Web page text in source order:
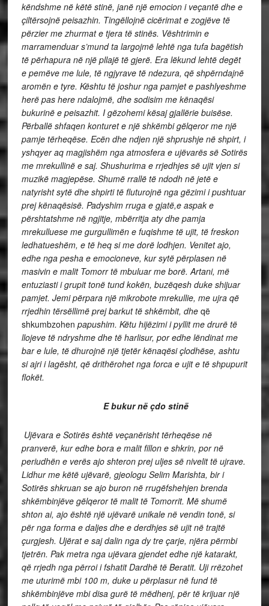
këndshme në këtë stinë, janë një emocion i veçantë dhe e
çiltërsojnë peisazhin. Tingëllojnë cicërimat e zogjëve të
përzier me zhurmat e tjera të stinës. Vështrimin e
marramenduar s’mund ta largojmë lehtë nga tufa bagëtish
të përhapura në një pllajë të gjerë. Era lëkund lehtë degët
e pemëve me lule, të ngjyrave të ndezura, që shpërndajnë
aromën e tyre. Kështu të joshur nga pamjet e pashlyeshme
herë pas here ndalojmë, dhe sodisim me kënaqësi
bukurinë e peisazhit. I gëzohemi kësaj gjallërie buisëse.
Përballë shfaqen konturet e një shkëmbi gëlqeror me një
pamje tërheqëse. Ecën dhe ndjen një shprushje në shpirt, i
yshqyer aq magjishëm nga atmosfera e ujëvarës së Sotirës
me mrekullinë e saj. Shushurima e rrjedhjes së ujit vjen si
muzikë magjepëse. Shumë rrallë të ndodh në jetë e
natyrisht sytë dhe shpirti të fluturojnë nga gëzimi i pushtuar
prej kënaqësisë. Padyshim rruga e gjatë,e aspak e
përshtatshme në ngjitje, mbërritja aty dhe pamja
mrekulluese me gurgullimën e fuqishme të ujit, të freskon
ledhatueshëm, e të heq si me dorë lodhjen. Venitet ajo,
edhe nga pesha e emocioneve, kur sytë përplasen në
masivin e malit Tomorr të mbuluar me borë. Artani, më
entuziasti i grupit tonë tund kokën, buzëqesh duke shijuar
pamjet. Jemi përpara një mikrobote mrekullie, me ujra që
rrjedhin tërsëllimë prej barkut të shkëmbit, dheqë
shkumbzohen papushim. Këtu hijëzimi i pyllit me drurë të
llojeve të ndryshme dhe të harlisur, por edhe lëndinat me
bar e lule, të dhurojnë një tjetër kënaqësi çlodhëse, ashtu
si ajri i lagësht, që drithërohet nga forca e ujit e të shpupurit
flokët.
E bukur në çdo stinë
Ujëvara e Sotirës është veçanërisht tërheqëse në
pranverë, kur edhe bora e malit fillon e shkrin, por në
periudhën e verës ajo shteron prej uljes së nivelit të ujrave.
Lidhur me këtë ujëvarë, gjeologu Selim Marishta, bir i
Sotirës shkruan se ajo buron në rrugëfshehjen brenda
shkëmbinjëve gëlqeror të malit të Tomorrit. Më shumë
shton ai, ajo është një ujëvarë unikale në vendin tonë, si
për nga forma e daljes dhe e derdhjes së ujit në trajtë
çurgjesh. Ujërat e saj dalin nga dy tre çarje, njëra përmbi
tjetrën. Pak metra nga ujëvara gjendet edhe një katarakt,
që rrjedh nga përroi i fshatit Dardhë të Beratit. Uji rrëzohet
me uturimë mbi 100 m, duke u përplasur në fund të
shkëmbinjëve mbi disa gurë të mëdhenj, për të krijuar një